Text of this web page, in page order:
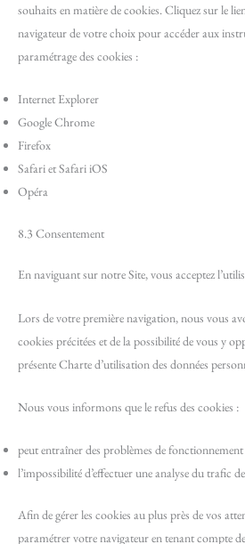
souhaits en matière de cookies. Cliquez sur le
navigateur de votre choix pour accéder aux
paramétrage des cookies :
Internet Explorer
Google Chrome
Firefox
Safari et Safari iOS
Opéra
8.3 Consentement
En naviguant sur notre Site, vous acceptez
Lors de votre première navigation, nous vous
cookies précitées et de la possibilité de vous y
présente Charte d’utilisation des données
Nous vous informons que le refus des cookies :
peut entraîner des problèmes de
l’impossibilité d’effectuer une analyse du trafic
Afin de gérer les cookies au plus près de vos
paramétrer votre navigateur en tenant compte